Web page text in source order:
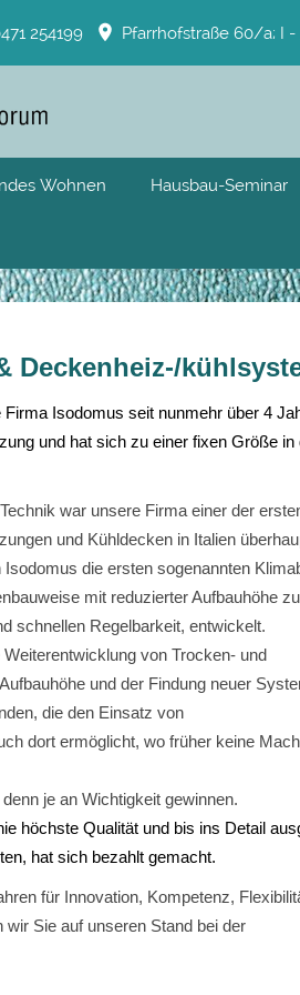
254199 Pfarrhofstraße 60/a; I -
Wohnen Hausbau-Seminar
Deckenheiz-/
Isodomus seit nunmehr über 4
und hat sich zu einer fixen Größe in
war unsere Firma einer der
und Kühldecken in Italien
die ersten sogenannten
mit reduzierter Aufbauhöhe
schnellen Regelbarkeit, entwickelt.
von Trocken- und
und der Findung neuer
die den Einsatz von
dort ermöglicht, wo früher keine
je an Wichtigkeit gewinnen.
höchste Qualität und bis ins Detail
hat sich bezahlt gemacht.
für Innovation, Kompetenz,
Sie auf unseren Stand bei der